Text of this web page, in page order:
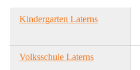
Kindergarten Laterns
Volksschule Laterns